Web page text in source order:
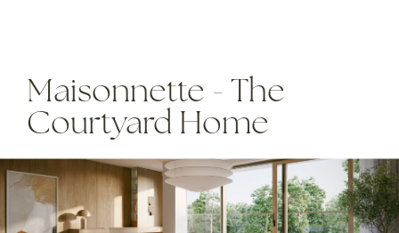
Maisonnette - The
Courtyard Home